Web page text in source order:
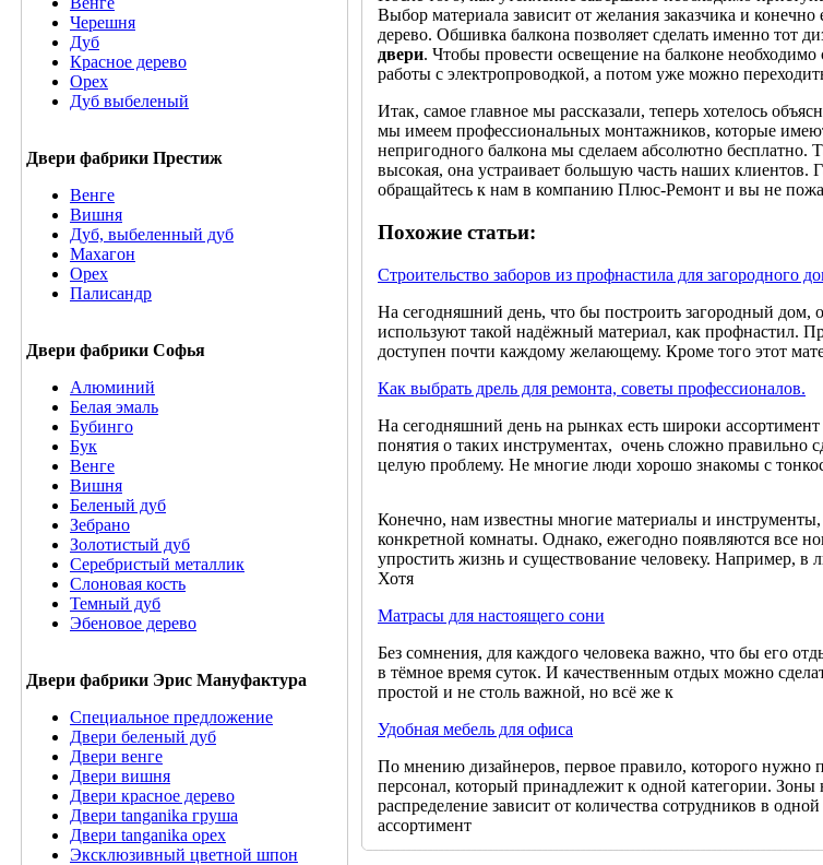
Черешня
Дуб
Красное дерево
Орех
Дуб выбеленый
Двери фабрики Престиж
Венге
Вишня
Дуб, выбеленный дуб
Махагон
Орех
Палисандр
Двери фабрики Софья
Алюминий
Белая эмаль
Бубинго
Бук
Венге
Вишня
Беленый дуб
Зебрано
Золотистый дуб
Серебристый металлик
Слоновая кость
Темный дуб
Эбеновое дерево
Двери фабрики Эрис Мануфактура
Специальное предложение
Двери беленый дуб
Двери венге
Двери вишня
Двери красное дерево
Двери tanganika груша
Двери tanganika oрех
Эксклюзивный цветной шпон
Выбор материала зависит от желания заказчика и
дерево. Обшивка балкона позволяет сделать именно тот
двери. Чтобы провести освещение на балконе необходимо
работы с электропроводкой, а потом уже можно
Итак, самое главное мы рассказали, теперь хотелось
мы имеем профессиональных монтажников, которые
непригодного балкона мы сделаем абсолютно
высокая, она устраивает большую часть наших клиентов.
обращайтесь к нам в компанию Плюс-Ремонт и вы не
Похожие статьи:
Строительство заборов из профнастила для загородного
На сегодняшний день, что бы построить загородный дом,
используют такой надёжный материал, как профнастил.
доступен почти каждому желающему. Кроме того этот
Как выбрать дрель для ремонта, советы профессионалов.
На сегодняшний день на рынках есть широки
понятия о таких инструментах, очень сложно правильно
целую проблему. Не многие люди хорошо знакомы с
Конечно, нам известны многие материалы и
конкретной комнаты. Однако, ежегодно появляются все
упростить жизнь и существование человеку. Например, в
Хотя
Матрасы для настоящего сони
Без сомнения, для каждого человека важно, что бы его
в тёмное время суток. И качественным отдых можно
простой и не столь важной, но всё же к
Удобная мебель для офиса
По мнению дизайнеров, первое правило, которого нужно
персонал, который принадлежит к одной категории.
распределение зависит от количества сотрудников в
ассортимент